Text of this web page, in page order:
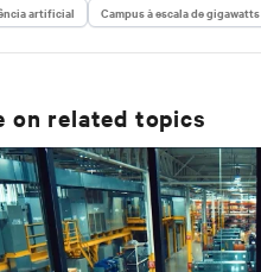
artificial Campus à escala de gigawatts
on related topics